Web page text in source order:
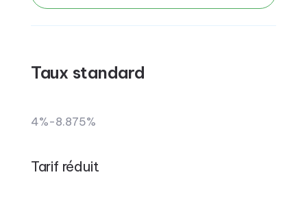
Taux standard
4%-8.875%
Tarif réduit